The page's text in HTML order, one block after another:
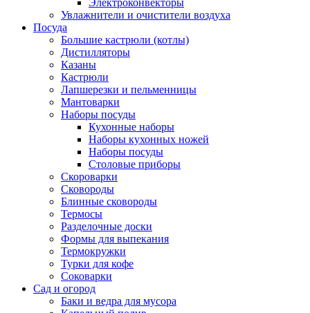
Электроконвекторы
Увлажнители и очистители воздуха
Посуда
Большие кастрюли (котлы)
Дистилляторы
Казаны
Кастрюли
Лапшерезки и пельменницы
Мантоварки
Наборы посуды
Кухонные наборы
Наборы кухонных ножей
Наборы посуды
Столовые приборы
Скороварки
Сковороды
Блинные сковороды
Термосы
Разделочные доски
Формы для выпекания
Термокружки
Турки для кофе
Соковарки
Сад и огород
Баки и ведра для мусора